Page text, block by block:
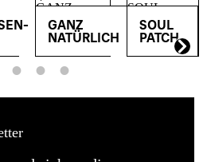
GANZ
NATÜRLICH
GANZ
NATÜRLICH
SOUL
PATCH
SOUL
PATCH